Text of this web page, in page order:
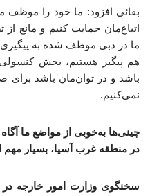
بقائی افزود: ما خود را موظف
اتباع‌مان حمایت کنیم و مانع
ما در دبی موظف شده به
هم پیگیر هستیم، بخش
باشد و در توان‌مان باشد برای
نمی‌کنیم.
چینی‌ها به‌خوبی از مواضع ما
در منطقه غرب آسیا، بسیار
سخنگوی وزارت امور خارجه در